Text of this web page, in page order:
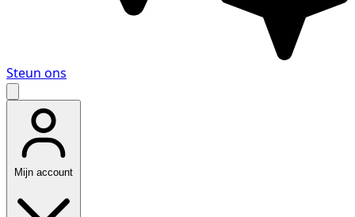
Steun ons
Mijn account